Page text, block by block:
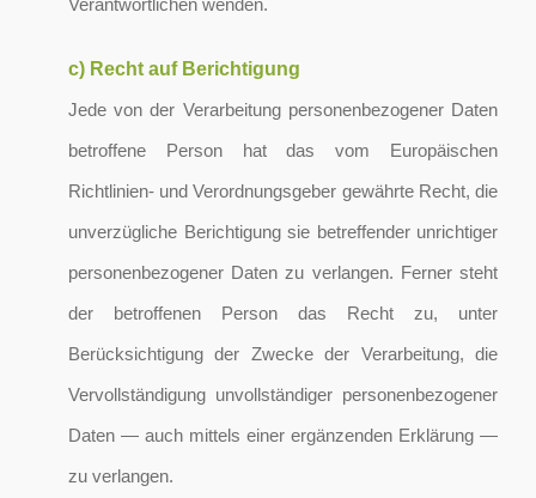
c) Recht auf Berichtigung
Jede von der Verarbeitung personenbezogener Daten
betroffene Person hat das vom Europäischen
Richtlinien- und Verordnungsgeber gewährte Recht, die
unverzügliche Berichtigung sie betreffender unrichtiger
personenbezogener Daten zu verlangen. Ferner steht
der betroffenen Person das Recht zu, unter
Berücksichtigung der Zwecke der Verarbeitung, die
Vervollständigung unvollständiger personenbezogener
Daten — auch mittels einer ergänzenden Erklärung —
zu verlangen.